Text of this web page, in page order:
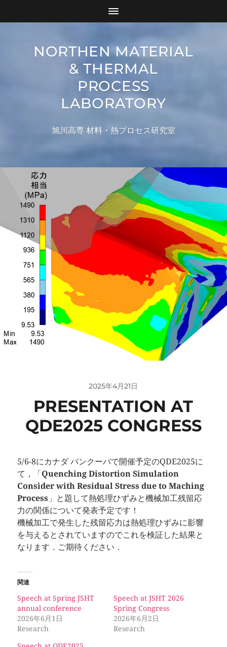
NORTHEN MATERIAL
& THERMAL
PROCESS
LABORATORY
旭川高専 材料・熱プロセス研究室
2025年4月21日
PRESENTATION AT
QDE2025 CONGRESS
5/6-8にカナダ バンクーバで開催予定のQDE2025に
て，「Quenching Distortion Simulation
Consider with Residual Stress due to Maching
Process」と題して熱処理ひずみと機械加工残留応
力の関係について発表予定です！
機械加工で発生した残留応力は熱処理ひずみに影響
を与えるとされていますのでこれを検証した結果と
なります．ご期待ください．
関連
Speech at Spring JSHT
annual conference
2026年6月1日
Research
Speech at JSHT 2026
Spring Congress
2026年6月2日
Research